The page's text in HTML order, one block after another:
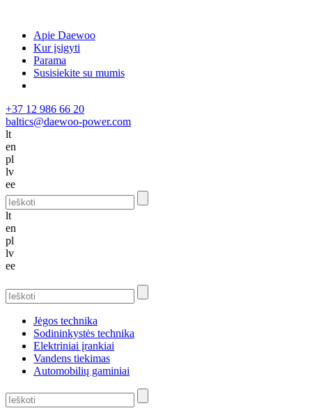
Apie Daewoo
Kur įsigyti
Parama
Susisiekite su mumis
+37 12 986 66 20
baltics@daewoo-power.com
lt
en
pl
lv
ee
lt
en
pl
lv
ee
Jėgos technika
Sodininkystės technika
Elektriniai įrankiai
Vandens tiekimas
Automobilių gaminiai